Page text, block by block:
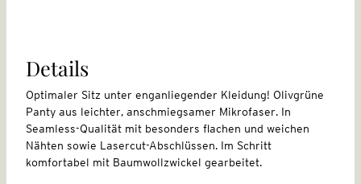
Details
Optimaler Sitz unter enganliegender Kleidung! Olivgrüne
Panty aus leichter, anschmiegsamer Mikrofaser. In
Seamless-Qualität mit besonders flachen und weichen
Nähten sowie Lasercut-Abschlüssen. Im Schritt
komfortabel mit Baumwollzwickel gearbeitet.